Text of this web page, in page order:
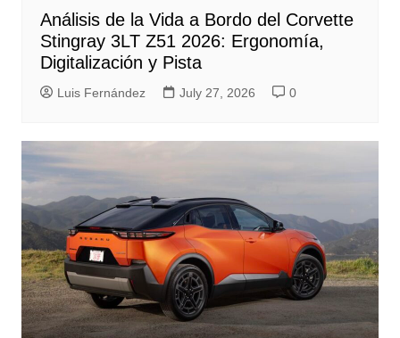
Análisis de la Vida a Bordo del Corvette
Stingray 3LT Z51 2026: Ergonomía,
Digitalización y Pista
Luis Fernández July 27, 2026 0